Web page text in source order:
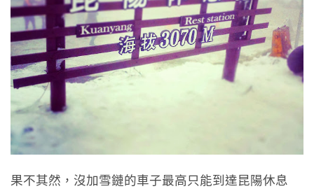
果不其然，沒加雪鏈的車子最高只能到達昆陽休息